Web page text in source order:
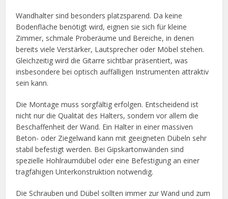
Wandhalter sind besonders platzsparend. Da keine
Bodenfläche benötigt wird, eignen sie sich für kleine
Zimmer, schmale Proberäume und Bereiche, in denen
bereits viele Verstärker, Lautsprecher oder Möbel stehen.
Gleichzeitig wird die Gitarre sichtbar präsentiert, was
insbesondere bei optisch auffälligen Instrumenten attraktiv
sein kann.
Die Montage muss sorgfältig erfolgen. Entscheidend ist
nicht nur die Qualität des Halters, sondern vor allem die
Beschaffenheit der Wand. Ein Halter in einer massiven
Beton- oder Ziegelwand kann mit geeigneten Dübeln sehr
stabil befestigt werden. Bei Gipskartonwänden sind
spezielle Hohlraumdübel oder eine Befestigung an einer
tragfähigen Unterkonstruktion notwendig.
Die Schrauben und Dübel sollten immer zur Wand und zum